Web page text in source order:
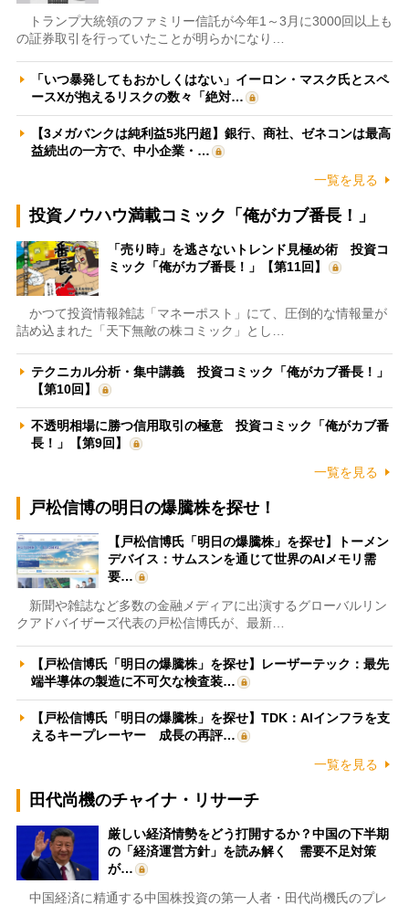
トランプ大統領のファミリー信託が今年1～3月に3000回以上も
の証券取引を行っていたことが明らかになり…
「いつ暴発してもおかしくはない」イーロン・マスク氏とスペ
ースXが抱えるリスクの数々「絶対…
【3メガバンクは純利益5兆円超】銀行、商社、ゼネコンは最高
益続出の一方で、中小企業・…
一覧を見る
投資ノウハウ満載コミック「俺がカブ番長！」
「売り時」を逃さないトレンド見極め術 投資コ
ミック「俺がカブ番長！」【第11回】
かつて投資情報雑誌「マネーポスト」にて、圧倒的な情報量が
詰め込まれた「天下無敵の株コミック」とし…
テクニカル分析・集中講義 投資コミック「俺がカブ番長！」
【第10回】
不透明相場に勝つ信用取引の極意 投資コミック「俺がカブ番
長！」【第9回】
一覧を見る
戸松信博の明日の爆騰株を探せ！
【戸松信博氏「明日の爆騰株」を探せ】トーメン
デバイス：サムスンを通じて世界のAIメモリ需
要…
新聞や雑誌など多数の金融メディアに出演するグローバルリン
クアドバイザーズ代表の戸松信博氏が、最新…
【戸松信博氏「明日の爆騰株」を探せ】レーザーテック：最先
端半導体の製造に不可欠な検査装…
【戸松信博氏「明日の爆騰株」を探せ】TDK：AIインフラを支
えるキープレーヤー 成長の再評…
一覧を見る
田代尚機のチャイナ・リサーチ
厳しい経済情勢をどう打開するか？中国の下半期
の「経済運営方針」を読み解く 需要不足対策
が…
中国経済に精通する中国株投資の第一人者・田代尚機氏のプレ